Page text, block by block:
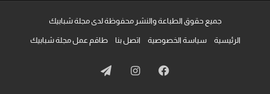
جميع حقوق الطباعة والنشر محفوظة لدى مجلة شبابيك
الرئيسية سياسة الخصوصية اتصل بنا طاقم عمل مجلة شبابيك
فيسبوكانستقرامتيلقرام